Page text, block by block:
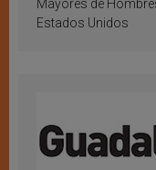
Mayores de
Estados Unidos